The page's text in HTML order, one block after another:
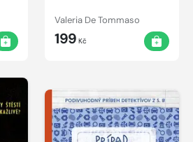
Valeria De Tommaso
199 Kč